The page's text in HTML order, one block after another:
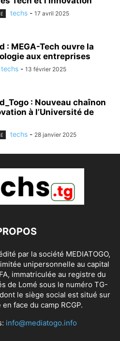
techs - 17 avril 2025
: MEGA-Tech ouvre la
aux entreprises
techs - 13 février 2025
: Nouveau chaînon
à l’Université de
techs - 28 janvier 2025
par la société MEDIATOGO,
unipersonnelle au capital
immatriculée au registre du
de Lomé sous le numéro TG-
le siège social est situé sur
face du camp RCGP.
info@mediatogo.info